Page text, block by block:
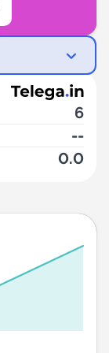
6
--
0.0